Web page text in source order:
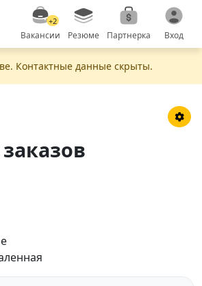
+2
Вакансии Резюме Партнерка Вход
Контактные данные скрыты.